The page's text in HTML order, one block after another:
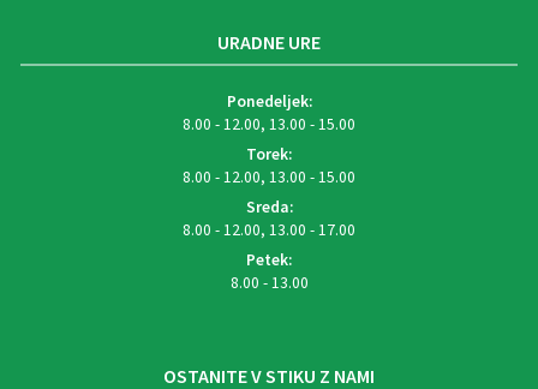
URADNE URE
Ponedeljek:
8.00 - 12.00, 13.00 - 15.00
Torek:
8.00 - 12.00, 13.00 - 15.00
Sreda:
8.00 - 12.00, 13.00 - 17.00
Petek:
8.00 - 13.00
OSTANITE V STIKU Z NAMI